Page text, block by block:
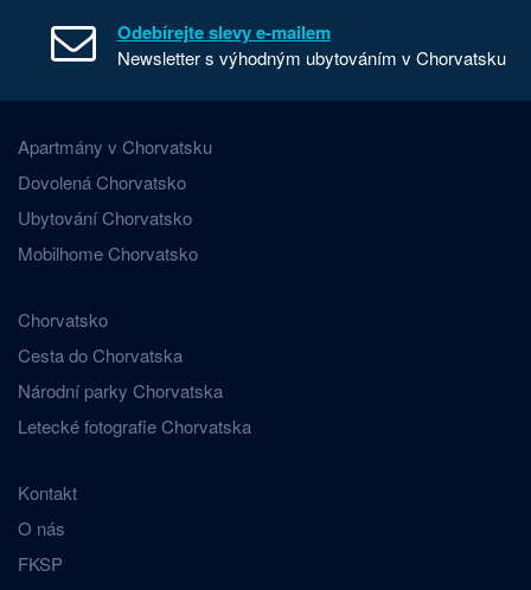
Odebírejte slevy e-mailem
Newsletter s výhodným ubytováním v Chorvatsku
Apartmány v Chorvatsku
Dovolená Chorvatsko
Ubytování Chorvatsko
Mobilhome Chorvatsko
Chorvatsko
Cesta do Chorvatska
Národní parky Chorvatska
Letecké fotografie Chorvatska
Kontakt
O nás
FKSP